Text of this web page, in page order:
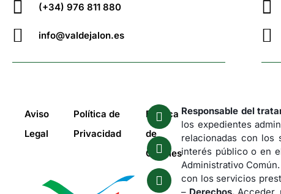
(+34) 976 811 880
info@valdejalon.es
Aviso
Legal
Política de
Privacidad
Política
de
Cookies
Responsable del
los expedientes
relacionadas con los
interés público o en
Administrativo
con los servicios
– Derechos. Acceder,